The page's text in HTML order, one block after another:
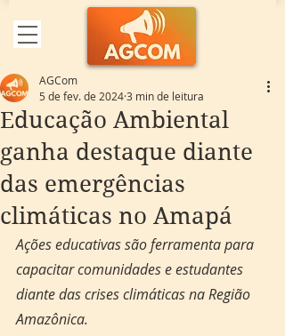
Educação Ambiental
ganha destaque diante
das emergências
climáticas no Amapá
AGCom
5 de fev. de 20243 min de leitura
Ações educativas são ferramenta para
capacitar comunidades e estudantes
diante das crises climáticas na Região
Amazônica.